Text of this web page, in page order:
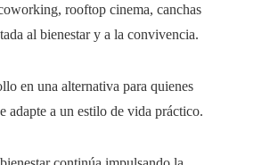
rooftop cinema, canchas
al bienestar y a la convivencia.
en una alternativa para quienes
adapte a un estilo de vida práctico.